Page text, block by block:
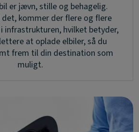
er jævn, stille og behagelig.
kommer der flere og flere
infrastrukturen, hvilket betyder,
at oplade elbiler, så du
frem til din destination som
muligt.